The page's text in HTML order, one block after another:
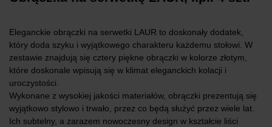
Eleganckie obrączki na serwetki LAUR to doskonały dodatek,
który doda szyku i wyjątkowego charakteru każdemu stołowi. W
zestawie znajdują się cztery piękne obrączki w kolorze złotym,
które doskonale wpisują się w klimat eleganckich kolacji i
uroczystości.
Wykonane z wysokiej jakości materiałów, obrączki prezentują się
wyjątkowo stylowo i trwało, przez co będą służyć przez wiele lat.
Ich subtelny, a zarazem nowoczesny design w kształcie liści